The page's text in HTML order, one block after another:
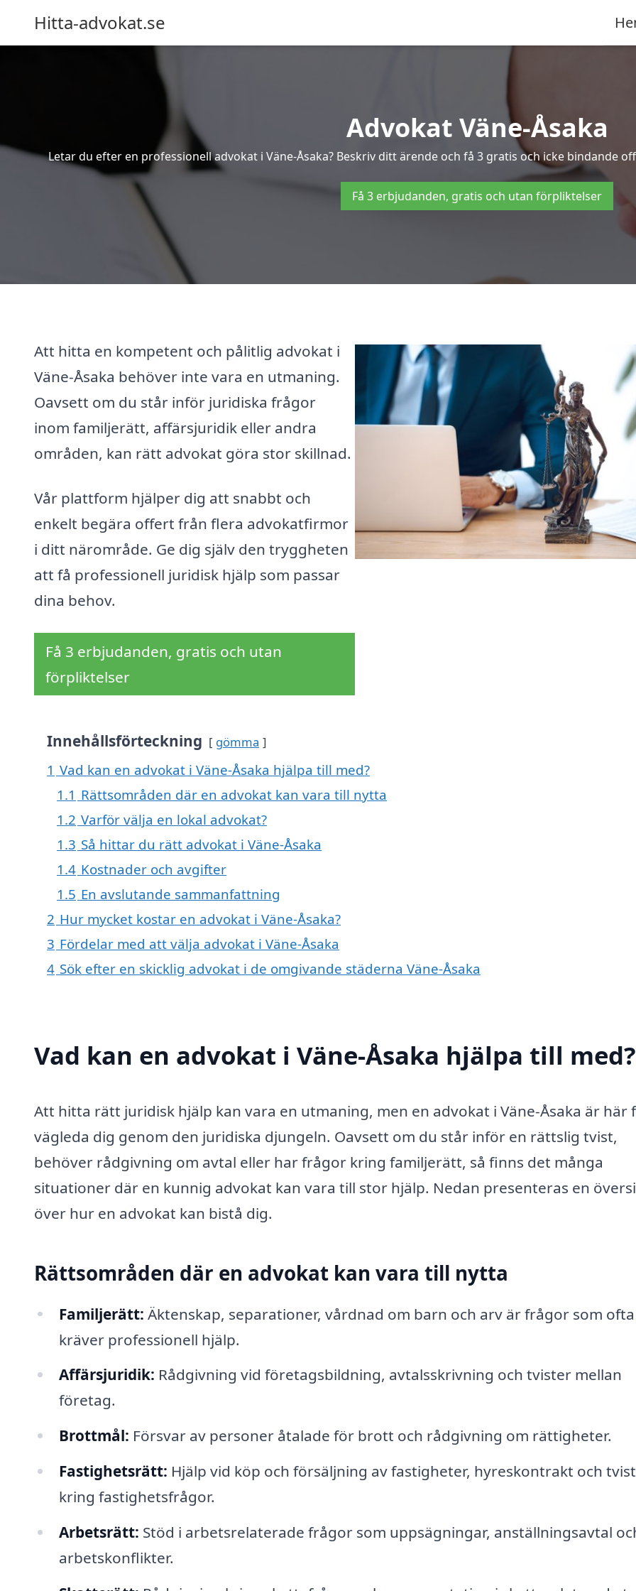
Hitta-advokat.se
Advokat Väne-Åsaka
Letar du efter en professionell advokat i Väne-Åsaka? Beskriv ditt ärende och få 3 gratis och icke bindande
Få 3 erbjudanden, gratis och utan förpliktelser
Att hitta en kompetent och pålitlig advokat i
Väne-Åsaka behöver inte vara en utmaning.
Oavsett om du står inför juridiska frågor
inom familjerätt, affärsjuridik eller andra
områden, kan rätt advokat göra stor skillnad.
Vår plattform hjälper dig att snabbt och
enkelt begära offert från flera advokatfirmor
i ditt närområde. Ge dig själv den tryggheten
att få professionell juridisk hjälp som passar
dina behov.
Få 3 erbjudanden, gratis och utan
förpliktelser
Innehållsförteckning gömma
1 Vad kan en advokat i Väne-Åsaka hjälpa till med?
1.1 Rättsområden där en advokat kan vara till nytta
1.2 Varför välja en lokal advokat?
1.3 Så hittar du rätt advokat i Väne-Åsaka
1.4 Kostnader och avgifter
1.5 En avslutande sammanfattning
2 Hur mycket kostar en advokat i Väne-Åsaka?
3 Fördelar med att välja advokat i Väne-Åsaka
4 Sök efter en skicklig advokat i de omgivande städerna Väne-Åsaka
Vad kan en advokat i Väne-Åsaka hjälpa till med?
Att hitta rätt juridisk hjälp kan vara en utmaning, men en advokat i Väne-Åsaka är här
vägleda dig genom den juridiska djungeln. Oavsett om du står inför en rättslig tvist,
behöver rådgivning om avtal eller har frågor kring familjerätt, så finns det många
situationer där en kunnig advokat kan vara till stor hjälp. Nedan presenteras en
över hur en advokat kan bistå dig.
Rättsområden där en advokat kan vara till nytta
Familjerätt: Äktenskap, separationer, vårdnad om barn och arv är frågor som ofta
kräver professionell hjälp.
Affärsjuridik: Rådgivning vid företagsbildning, avtalsskrivning och tvister mellan
företag.
Brottmål: Försvar av personer åtalade för brott och rådgivning om rättigheter.
Fastighetsrätt: Hjälp vid köp och försäljning av fastigheter, hyreskontrakt och
kring fastighetsfrågor.
Arbetsrätt: Stöd i arbetsrelaterade frågor som uppsägningar, anställningsavtal
arbetskonflikter.